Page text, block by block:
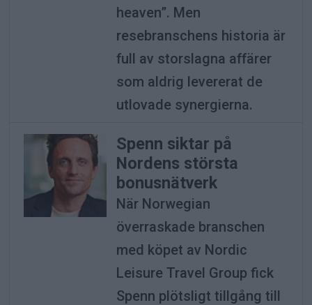
heaven”. Men
resebranschens historia är
full av storslagna affärer
som aldrig levererat de
utlovade synergierna.
Spenn siktar på
Nordens största
bonusnätverk
När Norwegian
överraskade branschen
med köpet av Nordic
Leisure Travel Group fick
Spenn plötsligt tillgång till